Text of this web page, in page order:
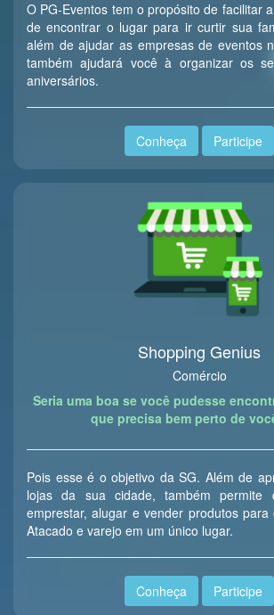
O PG-Eventos tem o propósito de facilitar
de encontrar o lugar para ir curtir sua
além de ajudar as empresas de eventos
também ajudará você à organizar os
aniversários.
Conheça Participe
Shopping Genius
Comércio
Seria uma boa se você pudesse
que precisa bem perto de
Pois esse é o objetivo da SG. Além de
lojas da sua cidade, também permite
emprestar, alugar e vender produtos para
Atacado e varejo em um único lugar.
Conheça Participe